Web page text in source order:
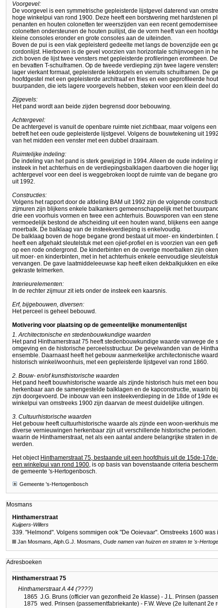
Voorgevel:
De voorgevel is een symmetrische gepleisterde lijstgevel daterend van
hoge winkelpui van rond 1900. Deze heeft een borstwering met hardstenen
penanten en houten colonetten ter weerszijden van een recent
colonetten ondersteunen de houten puilijst, die de vorm heeft van een
kleine consoles eronder en grote consoles aan de uiteinden.
Boven de pui is een vlak gepleisterd gedeelte met langs de bovenzijde een
cordonlijst. Hierboven is de gevel voorzien van horizontale schijnvoegen in
zich boven de lijst twee vensters met gepleisterde profileringen eromheen.
en bevatten T-schuiframen. Op de tweede verdieping zijn twee lagere
lager vierkant formaat, gepleisterde lekdorpels en vierruits schuiframen. De
hoofdgestel met een gepleisterde architraaf en fries en een geprofileerde
buurpanden, die iets lagere voorgevels hebben, steken voor een klein deel
Zijgevels:
Het pand wordt aan beide zijden begrensd door bebouwing.
Achtergevel:
De achtergevel is vanuit de openbare ruimte niet zichtbaar, maar volgens
betreft het een oude gepleisterde lijstgevel. Volgens de bouwtekening uit
van het midden een venster met een dubbel draairaam.
Ruimtelijke indeling:
De indeling van het pand is sterk gewijzigd in 1994. Alleen de oude indeling
insteek in het achterhuis en de verdiepingsbalklagen daarboven die hoger
achtergevel voor een deel is weggebroken loopt de ruimte van de begane
uit 1992.
Constructies:
Volgens het rapport door de afdeling BAM uit 1992 zijn de volgende
zijmuren zijn blijkens enkele balkankers gemeenschappelijk met het
drie een voorhuis vormen en twee een achterhuis. Bouwsporen van een
vermoedelijk bestond de afscheiding uit een houten wand, blijkens een
moerbalk. De balklaag van de insteekverdieping is enkelvoudig.
De balklaag boven de hoge begane grond bestaat uit moer- en kinderbinten.
heeft een afgehakt sleutelstuk met een ojief-profiel en is voorzien van een
op een rode ondergrond. De kinderbinten en de overige moerbalken zijn
uit moer- en kinderbinten, met in het achterhuis enkele eenvoudige
vervangen. De gave laatmiddeleeuwse kap heeft eiken dekbalkjukken en
gekraste telmerken.
Interieurelementen:
In de rechter zijmuur zit iets onder de insteek een kaarsnis.
Erf, bijgebouwen, diversen:
Het perceel is geheel bebouwd.
Motivering voor plaatsing op de gemeentelijke monumentenlijst
1. Architectonische en stedenbouwkundige waarden
Het pand Hinthamerstraat 75 heeft stedenbouwkundige waarde vanwege
omgeving en de historische perceelsstructuur. De gevelwanden van de
ensemble. Daarnaast heeft het gebouw aanmerkelijke architectonische
historisch winkel/woonhuis, met een gepleisterde lijstgevel van rond 1860.
2. Bouw- en/of kunsthistorische waarden
Het pand heeft bouwhistorische waarde als zijnde historisch huis met een
herkenbaar aan de samengestelde balklagen en de kapconstructie, waarin
zijn doorgevoerd. De inbouw van een insteekverdieping in de 18de of 19de
winkelpui van omstreeks 1900 zijn daarvan de meest duidelijke uitingen.
3. Cultuurhistorische waarden
Het gebouw heeft cultuurhistorische waarde als zijnde een woon-werkhuis
diverse vernieuwingen herkenbaar zijn uit verschillende historische
waarin de Hinthamerstraat, net als een aantal andere belangrijke straten in
werden.
Het object Hinthamerstraat 75, bestaande uit een hoofdhuis uit de 15de-
een winkelpui van rond 1900, is op basis van bovenstaande criteria
de gemeente 's-Hertogenbosch.
Gemeente 's-Hertogenbosch
Mosmans
Hinthamerstraat
Kuijpers-Willers
339. "Helmond". Volgens sommigen ook "De Ooievaar". Omstreeks 1600
Jan Mosmans, Alph.G.J. Mosmans, Oude namen van huizen en straten te 's-
Adresboeken
Hinthamerstraat 75
Hinthamerstraat A 44 (????)
1865 J.G. Bruns (officier van gezonfheid 2e klasse) - J.L. Prinsen
1875 wed. Prinsen (passementfabriekante) - F.W. Weve (2e luitenant 2e